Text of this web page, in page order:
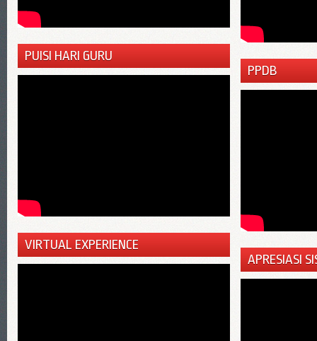
PUISI HARI GURU
VIRTUAL EXPERIENCE
PPDB
APRESIASI